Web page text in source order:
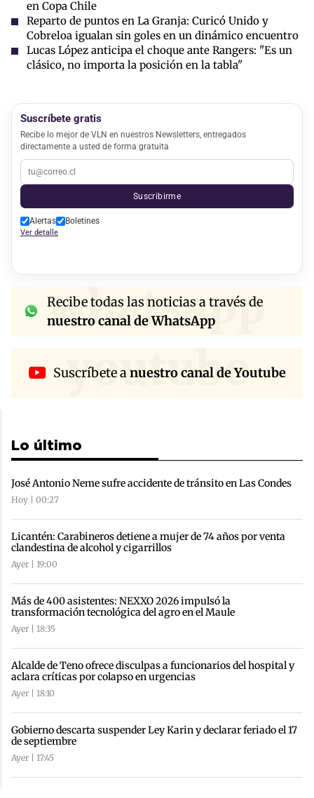
en Copa Chile
Reparto de puntos en La Granja: Curicó Unido y
Cobreloa igualan sin goles en un dinámico encuentro
Lucas López anticipa el choque ante Rangers: "Es un
clásico, no importa la posición en la tabla"
Suscríbete gratis
Recibe lo mejor de VLN en nuestros Newsletters, entregados
directamente a usted de forma gratuita
Suscribirme
Alertas Boletines
Ver detalle
whatsapp
Recibe todas las noticias a través de
nuestro canal de WhatsApp
youtube
Suscríbete anuestro canal de Youtube
Lo último
José Antonio Neme sufre accidente de tránsito en Las Condes
Hoy | 00:27
Licantén: Carabineros detiene a mujer de 74 años por venta
clandestina de alcohol y cigarrillos
Ayer | 19:00
Más de 400 asistentes: NEXXO 2026 impulsó la
transformación tecnológica del agro en el Maule
Ayer | 18:35
Alcalde de Teno ofrece disculpas a funcionarios del hospital y
aclara críticas por colapso en urgencias
Ayer | 18:10
Gobierno descarta suspender Ley Karin y declarar feriado el 17
de septiembre
Ayer | 17:45